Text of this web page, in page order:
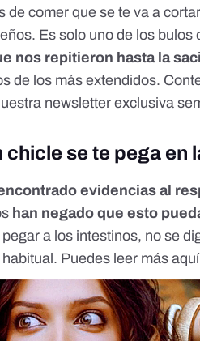
de comer que se te va a
Es solo uno de los bulos
nos repitieron hasta la
de los más extendidos.
newsletter exclusiva
chicle se te pega en
evidencias al
han negado que esto
a los intestinos, no se
Puedes leer másaquí